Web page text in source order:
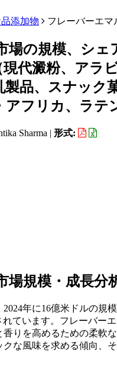
添加物 フレーバーエマ
場の規模、シ
現代澱粉、ア
品、スナック
フリカ、ラテ
Sharma | 形式:
場規模・成長分
年に16億米ドルの規
れています。フレーバ
りを高めるための柔軟
な風味を求める傾向、